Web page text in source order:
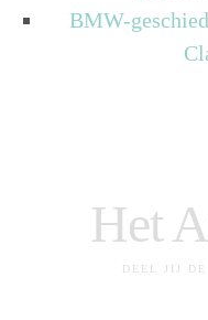
BMW-
Het
DEEL JIJ